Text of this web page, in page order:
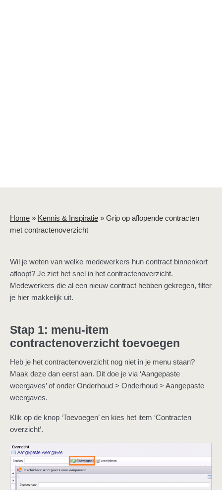
Home » Kennis & Inspiratie » Grip op aflopende contracten
met contractenoverzicht
Wil je weten van welke medewerkers hun contract binnenkort
afloopt? Je ziet het snel in het contractenoverzicht.
Medewerkers die al een nieuw contract hebben gekregen, filter
je hier makkelijk uit.
Stap 1: menu-item
contractenoverzicht toevoegen
Heb je het contractenoverzicht nog niet in je menu staan?
Maak deze dan eerst aan. Dit doe je via ‘Aangepaste
weergaves’ of onder Onderhoud > Onderhoud > Aangepaste
weergaves.
Klik op de knop ‘Toevoegen’ en kies het item ‘Contracten
overzicht’.